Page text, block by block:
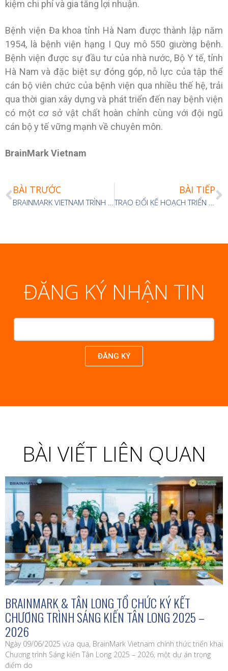
kiệm chi phí và gia tăng lợi nhuận.
Bệnh viện Đa khoa tỉnh Hà Nam được thành lập năm
1954, là bệnh viện hạng I Quy mô 550 giường bệnh.
Bệnh viện được sự đầu tư của nhà nước, Bộ Y tế, tỉnh
Hà Nam và đặc biệt sự đóng góp, nỗ lực của tập thể
cán bộ viên chức của bệnh viện qua nhiều thế hệ, trải
qua thời gian xây dựng và phát triển đến nay bệnh viện
có một cơ sở vật chất hoàn chỉnh cùng với đội ngũ
cán bộ y tế vững mạnh về chuyên môn.
BrainMark Vietnam
BÀI TRƯỚC
BRAINMARK VIETNAM TRÌNH BÀY GIẢI PHÁP QUẢN TRỊ BỆNH VIỆN HIỆU QUẢ THEO MÔ HÌNH BRAINBOS THEO LỜI MỜI CỦA SỞ Y TẾ VĨNH LONG
BÀI TIẾP
TRAO ĐỔI KẾ HOẠCH TRIỂN KHAI DỰ ÁN TƯ VẤN XÂY DỰNG CẤU TRÚC DOANH NGHIỆP VÀ HỆ THỐNG QUẢN LÝ CÙNG CÔNG TY EMI
ĐĂNG KÝ NHẬN TIN
ĐĂNG KÝ
BÀI VIẾT LIÊN QUAN
BRAINMARK & TÂN LONG TỔ CHỨC KÝ KẾT
CHƯƠNG TRÌNH SÁNG KIẾN TÂN LONG 2025 –
2026
Ngày 09/06/2025 vừa qua, BrainMark Vietnam chính thức triển khai
Chương trình Sáng kiến Tân Long 2025 – 2026, một dự án trọng
điểm do